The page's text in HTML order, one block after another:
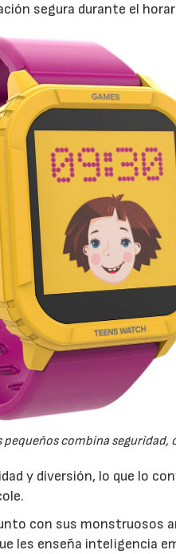
segura durante el
combina
y diversión, lo que lo
con sus monstruosos
les enseña inteligencia
03/06/2026